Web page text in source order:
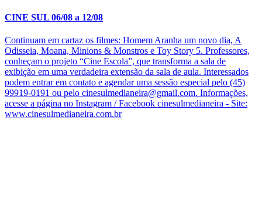
CINE SUL 06/08 a 12/08
Continuam em cartaz os filmes: Homem Aranha um novo dia, A
Odisseia, Moana, Minions & Monstros e Toy Story 5. Professores,
conheçam o projeto “Cine Escola”, que transforma a sala de
exibição em uma verdadeira extensão da sala de aula. Interessados
podem entrar em contato e agendar uma sessão especial pelo (45)
99919-0191 ou pelo cinesulmedianeira@gmail.com. Informações,
acesse a página no Instagram / Facebook cinesulmedianeira - Site:
www.cinesulmedianeira.com.br